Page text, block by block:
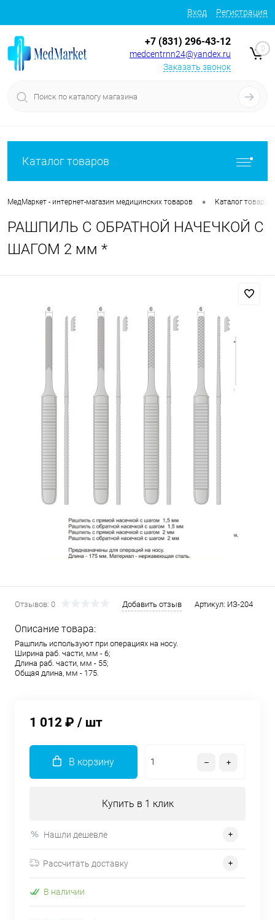
Вход Регистрация
+7 (831) 296-43-12
medcentrnn24@yandex.ru
Заказать звонок
0
Каталог товаров
МедМаркет - интернет-магазин медицинских товаров • Каталог товаров
РАШПИЛЬ С ОБРАТНОЙ НАЧЕЧКОЙ С
ШАГОМ 2 мм *
Отзывов: 0 Добавить отзыв Артикул: ИЗ-204
Описание товара:
Рашпиль используют при операциях на носу.
Ширина раб. части, мм - 6;
Длина раб. части, мм - 55;
Общая длина, мм - 175.
1 012 ₽ / шт
В корзину
Купить в 1 клик
Нашли дешевле
Рассчитать доставку
В наличии